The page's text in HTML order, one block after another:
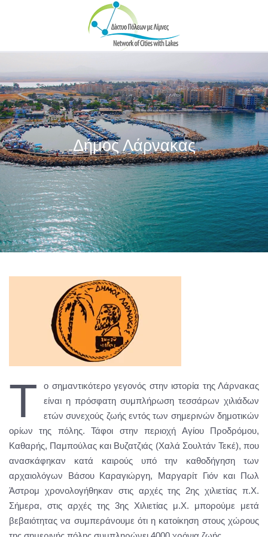
Skip to main content
Δήμος Λάρνακας
Τ
ο σημαντικότερο γεγονός στην ιστορία της Λάρνακας
είναι η πρόσφατη συμπλήρωση τεσσάρων χιλιάδων
ετών συνεχούς ζωής εντός των σημερινών δημοτικών
ορίων της πόλης. Τάφοι στην περιοχή Αγίου Προδρόμου,
Καθαρής, Παμπούλας και Βυζατζιάς (Χαλά Σουλτάν Τεκέ), που
ανασκάφηκαν κατά καιρούς υπό την καθοδήγηση των
αρχαιολόγων Βάσου Καραγιώργη, Μαργαρίτ Γιόν και Πωλ
Άστρομ χρονολογήθηκαν στις αρχές της 2ης χιλιετίας π.Χ.
Σήμερα, στις αρχές της 3ης Χιλιετίας μ.Χ. μπορούμε μετά
βεβαιότητας να συμπεράνουμε ότι η κατοίκηση στους χώρους